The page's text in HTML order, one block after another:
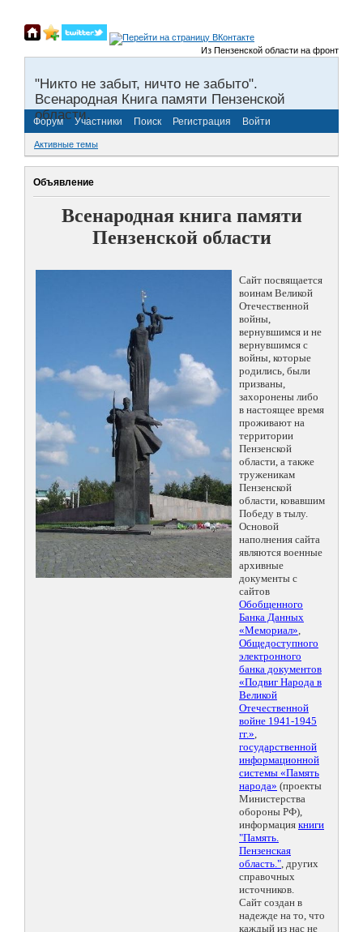
Из Пензенской области на фронты
"Никто не забыт, ничто не забыто".
Всенародная Книга памяти Пензенской
области.
Форум Участники Поиск Регистрация Войти
Активные темы
Объявление
Всенародная книга памяти
Пензенской области
Сайт посвящается
воинам Великой
Отечественной
войны,
вернувшимся и не
вернувшимся с
войны, которые
родились, были
призваны,
захоронены либо
в настоящее время
проживают на
территории
Пензенской
области, а также
труженикам
Пензенской
области, ковавшим
Победу в тылу.
Основой
наполнения сайта
являются военные
архивные
документы с
сайтов
Обобщенного
Банка Данных
«Мемориал»,
Общедоступного
электронного
банка документов
«Подвиг Народа в
Великой
Отечественной
войне 1941-1945
гг.»,
государственной
информационной
системы «Память
народа» (проекты
Министерства
обороны РФ),
информация книги
"Память.
Пензенская
область.", других
справочных
источников.
Сайт создан в
надежде на то, что
каждый из нас не